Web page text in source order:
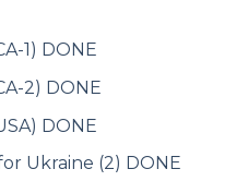
1) DONE
2) DONE
DONE
Ukraine (2) DONE